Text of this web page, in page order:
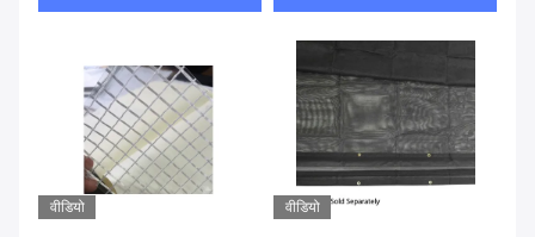
वीडियो वीडियो